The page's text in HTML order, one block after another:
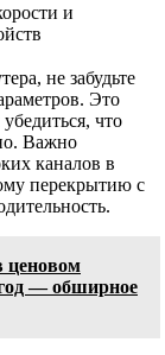
и
не забудьте
Это
что
Важно
каналов в
перекрытию с
ценовом
год — обширное